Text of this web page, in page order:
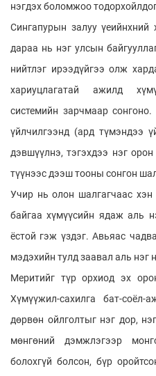
нэгдэх боломжоо
Сингапурын залуу үеийнхний
дараа нь нэг улсын
нийтлэг ирээдүйгээ олж
хариуцлагатай ажилд
системийн зарчмаар
үйлчилгээнд (ард түмэндээ
дэвшүүлнэ, тэгэхдээ нэг
түүнээс дээш тооны сонгон
Учир нь олон шалгагчаас
байгаа хүмүүсийн ядаж аль
ёстой гэж үздэг. Авьяас
мэдэхийн тулд заавал аль нэг
Меритийг түр орхиод эх
Хүмүүжил-сахилга бат-
дөрвөн ойлголтыг нэг дор,
мөнгөний дэмжлэгээр
болохгүй болсон, бүр